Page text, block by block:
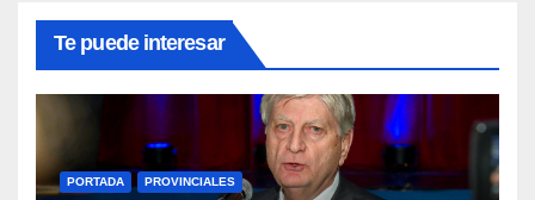
Te puede interesar
PORTADA PROVINCIALES